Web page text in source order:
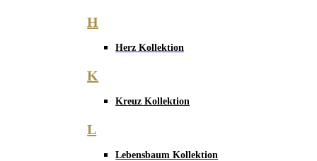
H
Herz Kollektion
K
Kreuz Kollektion
L
Lebensbaum Kollektion